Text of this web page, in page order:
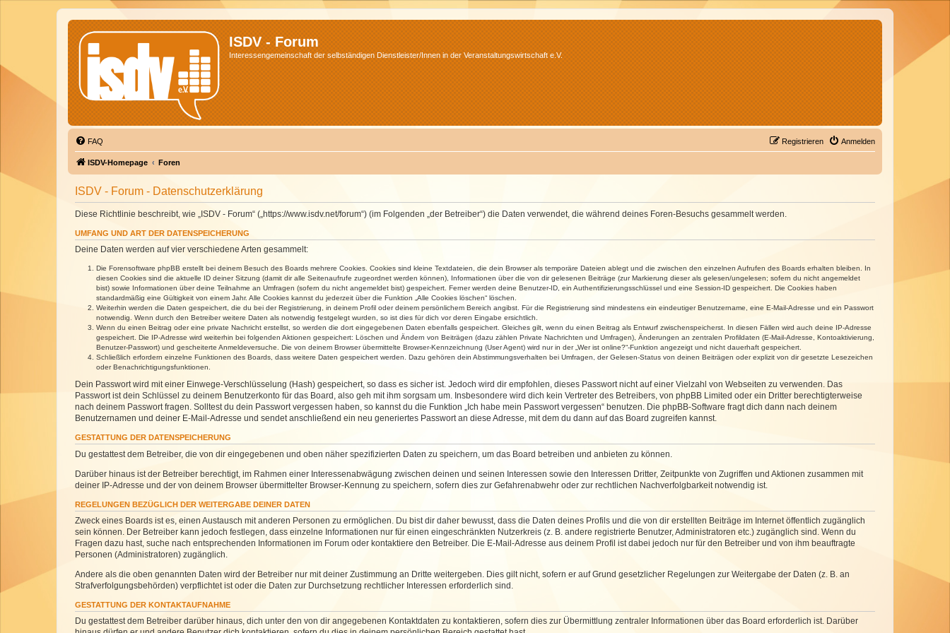
ISDV - Forum
Interessengemeinschaft der selbständigen Dienstleister/Innen in der Veranstaltungswirtschaft e.V.
FAQ Anmelden
Registrieren
ISDV-Homepage Foren
ISDV - Forum - Datenschutzerklärung
Diese Richtlinie beschreibt, wie „ISDV - Forum“ („https://www.isdv.net/forum“) (im Folgenden „der Betreiber“) die Daten verwendet, die während deines Foren-Besuchs gesammelt werden.
UMFANG UND ART DER DATENSPEICHERUNG
Deine Daten werden auf vier verschiedene Arten gesammelt:
Die Forensoftware phpBB erstellt bei deinem Besuch des Boards mehrere Cookies. Cookies sind kleine Textdateien, die dein Browser als temporäre Dateien ablegt und die zwischen den einzelnen Aufrufen des Boards erhalten bleiben. In
diesen Cookies sind die aktuelle ID deiner Sitzung (damit dir alle Seitenaufrufe zugeordnet werden können), Informationen über die von dir gelesenen Beiträge (zur Markierung dieser als gelesen/ungelesen; sofern du nicht angemeldet
bist) sowie Informationen über deine Teilnahme an Umfragen (sofern du nicht angemeldet bist) gespeichert. Ferner werden deine Benutzer-ID, ein Authentifizierungsschlüssel und eine Session-ID gespeichert. Die Cookies haben
standardmäßig eine Gültigkeit von einem Jahr. Alle Cookies kannst du jederzeit über die Funktion „Alle Cookies löschen“ löschen.
Weiterhin werden die Daten gespeichert, die du bei der Registrierung, in deinem Profil oder deinem persönlichem Bereich angibst. Für die Registrierung sind mindestens ein eindeutiger Benutzername, eine E-Mail-Adresse und ein Passwort
notwendig. Wenn durch den Betreiber weitere Daten als notwendig festgelegt wurden, so ist dies für dich vor deren Eingabe ersichtlich.
Wenn du einen Beitrag oder eine private Nachricht erstellst, so werden die dort eingegebenen Daten ebenfalls gespeichert. Gleiches gilt, wenn du einen Beitrag als Entwurf zwischenspeicherst. In diesen Fällen wird auch deine IP-Adresse
gespeichert. Die IP-Adresse wird weiterhin bei folgenden Aktionen gespeichert: Löschen und Ändern von Beiträgen (dazu zählen Private Nachrichten und Umfragen), Änderungen an zentralen Profildaten (E-Mail-Adresse, Kontoaktivierung,
Benutzer-Passwort) und gescheiterte Anmeldeversuche. Die von deinem Browser übermittelte Browser-Kennzeichnung (User Agent) wird nur in der „Wer ist online?“-Funktion angezeigt und nicht dauerhaft gespeichert.
Schließlich erfordern einzelne Funktionen des Boards, dass weitere Daten gespeichert werden. Dazu gehören dein Abstimmungsverhalten bei Umfragen, der Gelesen-Status von deinen Beiträgen oder explizit von dir gesetzte Lesezeichen
oder Benachrichtigungsfunktionen.
Dein Passwort wird mit einer Einwege-Verschlüsselung (Hash) gespeichert, so dass es sicher ist. Jedoch wird dir empfohlen, dieses Passwort nicht auf einer Vielzahl von Webseiten zu verwenden. Das
Passwort ist dein Schlüssel zu deinem Benutzerkonto für das Board, also geh mit ihm sorgsam um. Insbesondere wird dich kein Vertreter des Betreibers, von phpBB Limited oder ein Dritter berechtigterweise
nach deinem Passwort fragen. Solltest du dein Passwort vergessen haben, so kannst du die Funktion „Ich habe mein Passwort vergessen“ benutzen. Die phpBB-Software fragt dich dann nach deinem
Benutzernamen und deiner E-Mail-Adresse und sendet anschließend ein neu generiertes Passwort an diese Adresse, mit dem du dann auf das Board zugreifen kannst.
GESTATTUNG DER DATENSPEICHERUNG
Du gestattest dem Betreiber, die von dir eingegebenen und oben näher spezifizierten Daten zu speichern, um das Board betreiben und anbieten zu können.
Darüber hinaus ist der Betreiber berechtigt, im Rahmen einer Interessenabwägung zwischen deinen und seinen Interessen sowie den Interessen Dritter, Zeitpunkte von Zugriffen und Aktionen zusammen mit
deiner IP-Adresse und der von deinem Browser übermittelter Browser-Kennung zu speichern, sofern dies zur Gefahrenabwehr oder zur rechtlichen Nachverfolgbarkeit notwendig ist.
REGELUNGEN BEZÜGLICH DER WEITERGABE DEINER DATEN
Zweck eines Boards ist es, einen Austausch mit anderen Personen zu ermöglichen. Du bist dir daher bewusst, dass die Daten deines Profils und die von dir erstellten Beiträge im Internet öffentlich zugänglich
sein können. Der Betreiber kann jedoch festlegen, dass einzelne Informationen nur für einen eingeschränkten Nutzerkreis (z. B. andere registrierte Benutzer, Administratoren etc.) zugänglich sind. Wenn du
Fragen dazu hast, suche nach entsprechenden Informationen im Forum oder kontaktiere den Betreiber. Die E-Mail-Adresse aus deinem Profil ist dabei jedoch nur für den Betreiber und von ihm beauftragte
Personen (Administratoren) zugänglich.
Andere als die oben genannten Daten wird der Betreiber nur mit deiner Zustimmung an Dritte weitergeben. Dies gilt nicht, sofern er auf Grund gesetzlicher Regelungen zur Weitergabe der Daten (z. B. an
Strafverfolgungsbehörden) verpflichtet ist oder die Daten zur Durchsetzung rechtlicher Interessen erforderlich sind.
GESTATTUNG DER KONTAKTAUFNAHME
Du gestattest dem Betreiber darüber hinaus, dich unter den von dir angegebenen Kontaktdaten zu kontaktieren, sofern dies zur Übermittlung zentraler Informationen über das Board erforderlich ist. Darüber